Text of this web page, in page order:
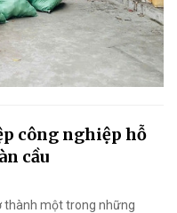
công nghiệp hỗ
cầu
thành một trong những